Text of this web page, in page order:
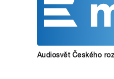
Audiosvět Českého